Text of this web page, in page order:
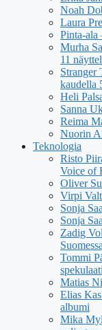
Noah
Laura
Pinta-ala
Murha
11
Stranger
kaudella
Heli
Sanna
Reima
Nuorin
Teknologia
Risto
Voice of
Oliver
Virpi
Sonja
Sonja
Zadig
Suomessa
Tommi
Matias
Elias
albumi
Mika